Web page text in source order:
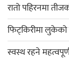
रातो पहिरनमा
फिट्किरीमा लुकेको
स्वस्थ रहने